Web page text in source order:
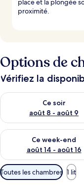
proximité.
Options de
Vérifiez la
Ce soir
août 8 - août 9
Vérifier la disponibilité
Ce week-end
août 14 - août 16
Vérifier la disponibilité
Filtres
disponibles
Toutes les chambres 1 lit